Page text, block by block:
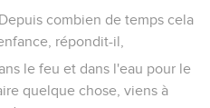
combien de temps cela
répondit-il,
le feu et dans l'eau pour le
quelque chose, viens à